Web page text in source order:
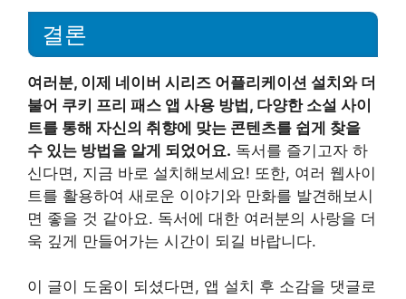
결론
여러분, 이제 네이버 시리즈 어플리케이션 설치와 더
불어 쿠키 프리 패스 앱 사용 방법, 다양한 소설 사이
트를 통해 자신의 취향에 맞는 콘텐츠를 쉽게 찾을
수 있는 방법을 알게 되었어요. 독서를 즐기고자 하
신다면, 지금 바로 설치해보세요! 또한, 여러 웹사이
트를 활용하여 새로운 이야기와 만화를 발견해보시
면 좋을 것 같아요. 독서에 대한 여러분의 사랑을 더
욱 깊게 만들어가는 시간이 되길 바랍니다.
이 글이 도움이 되셨다면, 앱 설치 후 소감을 댓글로